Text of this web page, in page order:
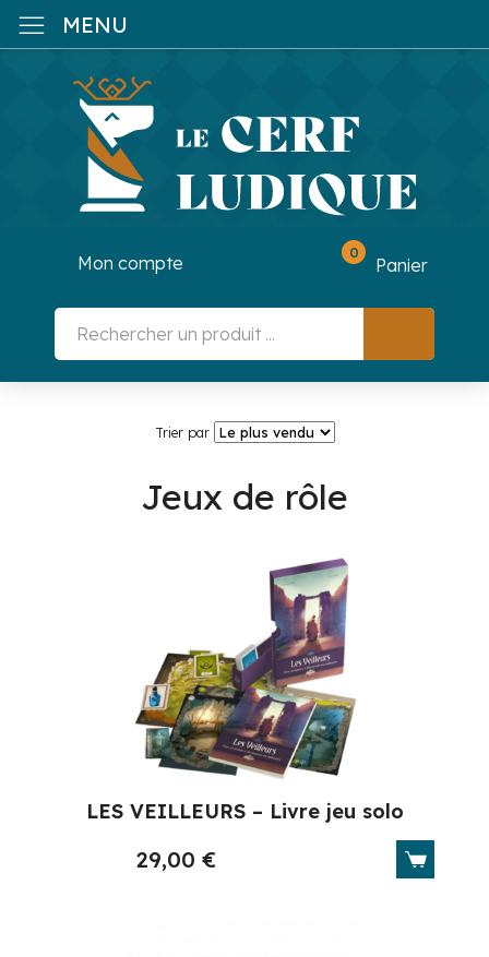
MENU
Mon compte 0
Panier
Trier par
Jeux de rôle
LES VEILLEURS – Livre jeu solo
29,00€